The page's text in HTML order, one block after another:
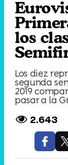
los
Los diez
segunda
2019
pasar a la
2.643